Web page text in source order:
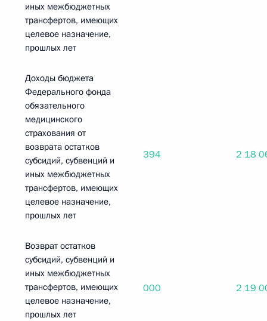
иных межбюджетных
трансфертов, имеющих
целевое назначение,
прошлых лет
Доходы бюджета
Федерального фонда
обязательного
медицинского
страхования от
возврата остатков
субсидий, субвенций и
иных межбюджетных
трансфертов, имеющих
целевое назначение,
прошлых лет
394 2 18
Возврат остатков
субсидий, субвенций и
иных межбюджетных
трансфертов, имеющих
целевое назначение,
прошлых лет
000 2 19